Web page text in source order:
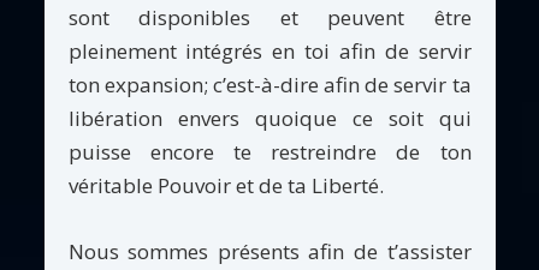
sont disponibles et peuvent être
pleinement intégrés en toi afin de servir
ton expansion; c’est-à-dire afin de servir ta
libération envers quoique ce soit qui
puisse encore te restreindre de ton
véritable Pouvoir et de ta Liberté.
Nous sommes présents afin de t’assister